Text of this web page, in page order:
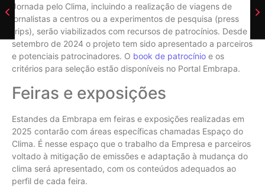
Jornada pelo Clima, incluindo a realização de viagens de
jornalistas a centros ou a experimentos de pesquisa (press
trips), serão viabilizados com recursos de patrocínios. Desde
setembro de 2024 o projeto tem sido apresentado a parceiros
e potenciais patrocinadores. O book de patrocínio e os
critérios para seleção estão disponíveis no Portal Embrapa.
Feiras e exposições
Estandes da Embrapa em feiras e exposições realizadas em
2025 contarão com áreas específicas chamadas Espaço do
Clima. É nesse espaço que o trabalho da Empresa e parceiros
voltado à mitigação de emissões e adaptação à mudança do
clima será apresentado, com os conteúdos adequados ao
perfil de cada feira.